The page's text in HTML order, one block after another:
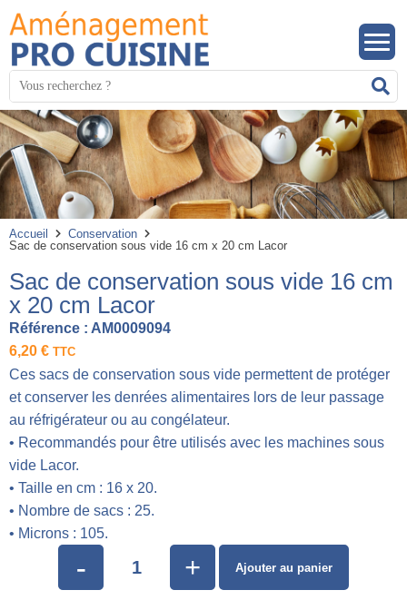
Mots
clés
:
Accueil
Conservation
Sac de conservation sous vide 16 cm x 20 cm Lacor
Sac de conservation sous vide 16 cm
x 20 cm Lacor
Référence : AM0009094
6,20 € TTC
Ces sacs de conservation sous vide permettent de protéger
et conserver les denrées alimentaires lors de leur passage
au réfrigérateur ou au congélateur.
• Recommandés pour être utilisés avec les machines sous
vide Lacor.
• Taille en cm : 16 x 20.
• Nombre de sacs : 25.
• Microns : 105.
- + Ajouter au panier
Panneau de gestion des cookies